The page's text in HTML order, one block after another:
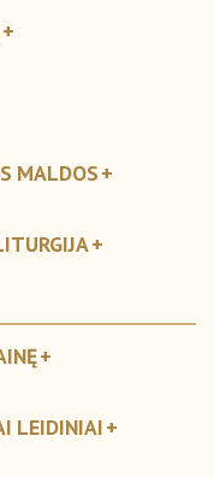
MALDOS
LEIDINIAI